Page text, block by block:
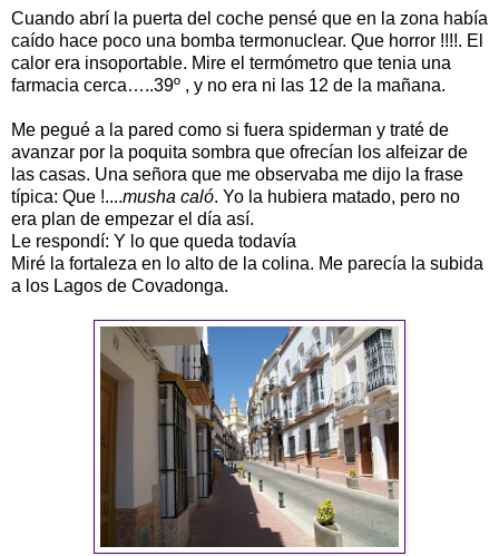
Cuando abrí la puerta del coche pensé que en la zona había
caído hace poco una bomba termonuclear. Que horror !!!!. El
calor era insoportable. Mire el termómetro que tenia una
farmacia cerca…..39º , y no era ni las 12 de la mañana.
Me pegué a la pared como si fuera spiderman y traté de
avanzar por la poquita sombra que ofrecían los alfeizar de
las casas. Una señora que me observaba me dijo la frase
típica: Que !....musha caló. Yo la hubiera matado, pero no
era plan de empezar el día así.
Le respondí: Y lo que queda todavía
Miré la fortaleza en lo alto de la colina. Me parecía la subida
a los Lagos de Covadonga.